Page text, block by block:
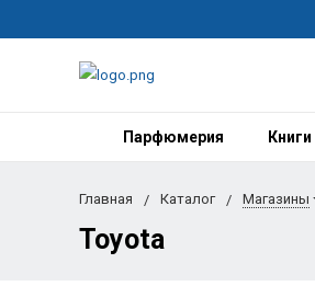
Парфюмерия Книги
Главная Каталог Магазины
Toyota